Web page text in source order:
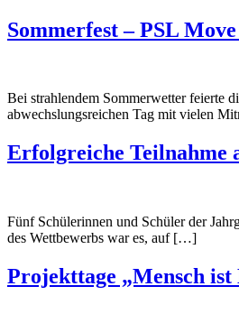
Sommerfest – PSL
Bei strahlendem Sommerwetter feierte
abwechslungsreichen Tag mit vielen
Erfolgreiche Teilnahme
Fünf Schülerinnen und Schüler der
des Wettbewerbs war es, auf […]
Projekttage „Mensch